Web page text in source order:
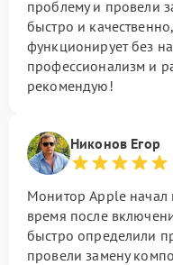
проблему и провели
быстро и
функционирует без
профессионализм и
рекомендую!
Никонов Егор
Монитор Apple начал
время после
быстро определили
провели замену